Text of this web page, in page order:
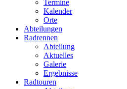
Termine
Kalender
Orte
Abteilungen
Radrennen
Abteilung
Aktuelles
Galerie
Ergebnisse
Radtouren